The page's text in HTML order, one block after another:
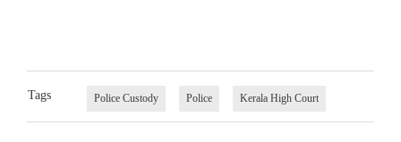
Tags Police Custody Police Kerala High Court